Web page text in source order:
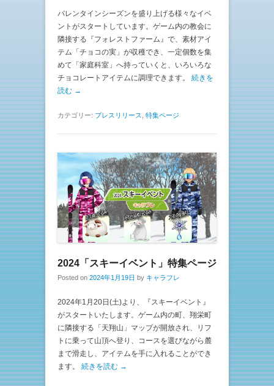
バレンタインシーズンを盛り上げる様々なイベ
ントがスタートしています。ゲーム内の教会に
隣接する『フォレストファーム』で、素材アイ
テム「チョコの実」が収穫でき、一定個数を集
めて「家庭科室」へ持っていくと、いろいろな
チョコレートアイテムに調理できます。 続きを
読む →
カテゴリー: プレスリリース 特集ページ
2024「スキーイベント」特集ページ
Posted on 2024年1月19日 by キャラフレ
2024年1月20日(土)より、『スキーイベント』
がスタートいたします。ゲーム内の町、翔栄町
に隣接する「天翔山」マップが開放され、リフ
トに乗って山頂へ登り、コースを選びながら麓
まで滑走し、アイテムを手に入れることができ
ます。 続きを読む →